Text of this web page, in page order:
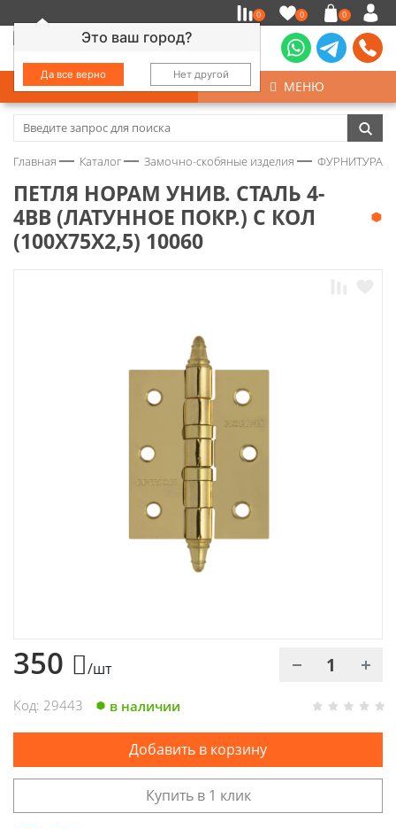
Это ваш город?
Да все верно Нет другой
0 0 0
КАТАЛОГ МЕНЮ
Замочно-скобяные изделия
Колеса
Электроды и проволока
Главная Каталог Замочно-скобяные изделия ФУРНИТУРА
ПЕТЛЯ НОРАМ УНИВ. СТАЛЬ 4-
4ВВ (ЛАТУННОЕ ПОКР.) С КОЛ
(100Х75Х2,5) 10060
350 /шт
Код: 29443 в наличии
Добавить в корзину
Купить в 1 клик